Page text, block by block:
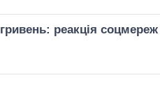
реакція соцмереж